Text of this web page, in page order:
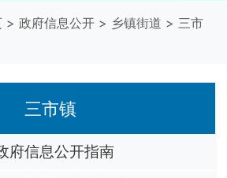
> 政府信息公开 > 乡镇街道 > 三市
三市镇
府信息公开指南